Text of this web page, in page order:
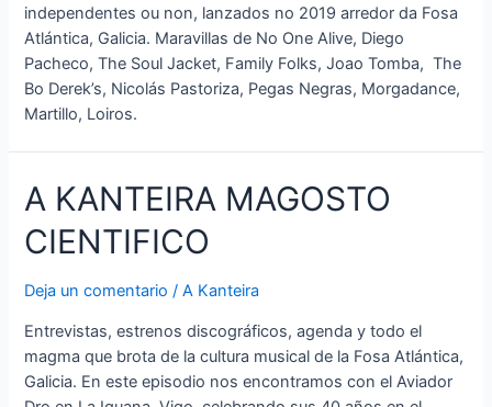
independentes ou non, lanzados no 2019 arredor da Fosa
Atlántica, Galicia. Maravillas de No One Alive, Diego
Pacheco, The Soul Jacket, Family Folks, Joao Tomba, The
Bo Derek’s, Nicolás Pastoriza, Pegas Negras, Morgadance,
Martillo, Loiros.
A KANTEIRA MAGOSTO
CIENTIFICO
Deja un comentario /A Kanteira
Entrevistas, estrenos discográficos, agenda y todo el
magma que brota de la cultura musical de la Fosa Atlántica,
Galicia. En este episodio nos encontramos con el Aviador